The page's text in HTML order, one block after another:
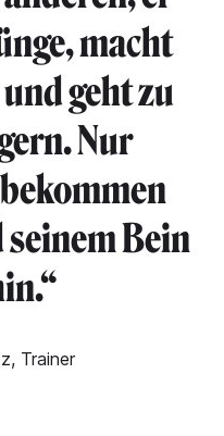
macht
geht zu
Nur
Bein
Trainer